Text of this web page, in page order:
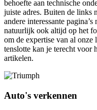
behoefte aan technische
juiste adres. Buiten de links
andere interessante
natuurlijk ook altijd op het
om de expertise van al
tenslotte kan je terecht voor
artikelen.
Auto's verkennen